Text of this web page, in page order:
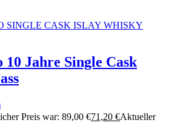
10 Jahre Single Cask
Preis war: 89,00 €71,20 €Aktueller